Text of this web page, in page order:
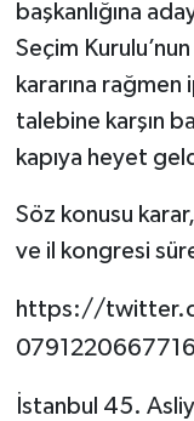
başkanlığına
Seçim
kararına
talebine karşın
kapıya heyet
Söz konusu
ve il kongresi
https://
İstanbul 45.